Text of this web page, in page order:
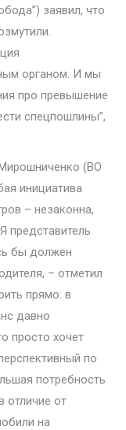
заявил, что
органом. И мы
про превышение
спецпошлины”,
(ВО
инициатива
– незаконна,
представитель
бы должен
– отметил
прямо: в
давно
просто хочет
по
потребность
отличие от
на